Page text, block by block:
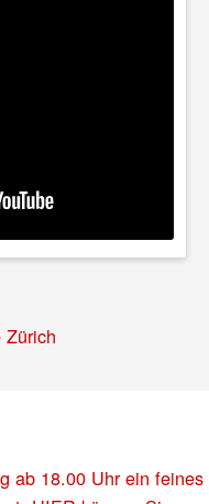
Zürich
ab 18.00 Uhr ein feines